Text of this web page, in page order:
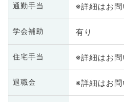
通勤手当 ※詳細はお
学会補助 有り
住宅手当 ※詳細はお
退職金 ※詳細はお